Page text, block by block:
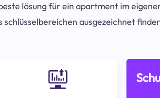
lösung für ein apartment im
schlüsselbereichen ausgezeichnet